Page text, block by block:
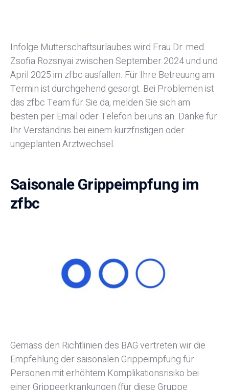
Infolge Mutterschaftsurlaubes wird Frau Dr. med.
Zsofia Rozsnyai zwischen September 2024 und und
April 2025 im zfbc ausfallen. Für Ihre Betreuung am
Termin ist durchgehend gesorgt. Bei Problemen ist
das zfbc Team für Sie da, melden Sie sich am
besten per Email oder Telefon bei uns an. Danke für
Ihr Verständnis bei einem kurzfristigen oder
ungeplanten Arztwechsel.
Saisonale Grippeimpfung im
zfbc
Gemäss den Richtlinien des BAG vertreten wir die
Empfehlung der saisonalen Grippeimpfung für
Personen mit erhöhtem Komplikationsrisiko bei
einer Grippeerkrankungen (für diese Gruppe